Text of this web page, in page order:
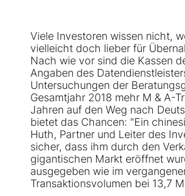
Viele Investoren wissen nicht,
vielleicht doch lieber für
Nach wie vor sind die Kassen
Angaben des
Untersuchungen der
Gesamtjahr 2018 mehr M & A-
Jahren auf den Weg nach
bietet das Chancen: "Ein
Huth, Partner und Leiter des
sicher, dass ihm durch den
gigantischen Markt eröffnet
ausgegeben wie im
Transaktionsvolumen bei 13,7